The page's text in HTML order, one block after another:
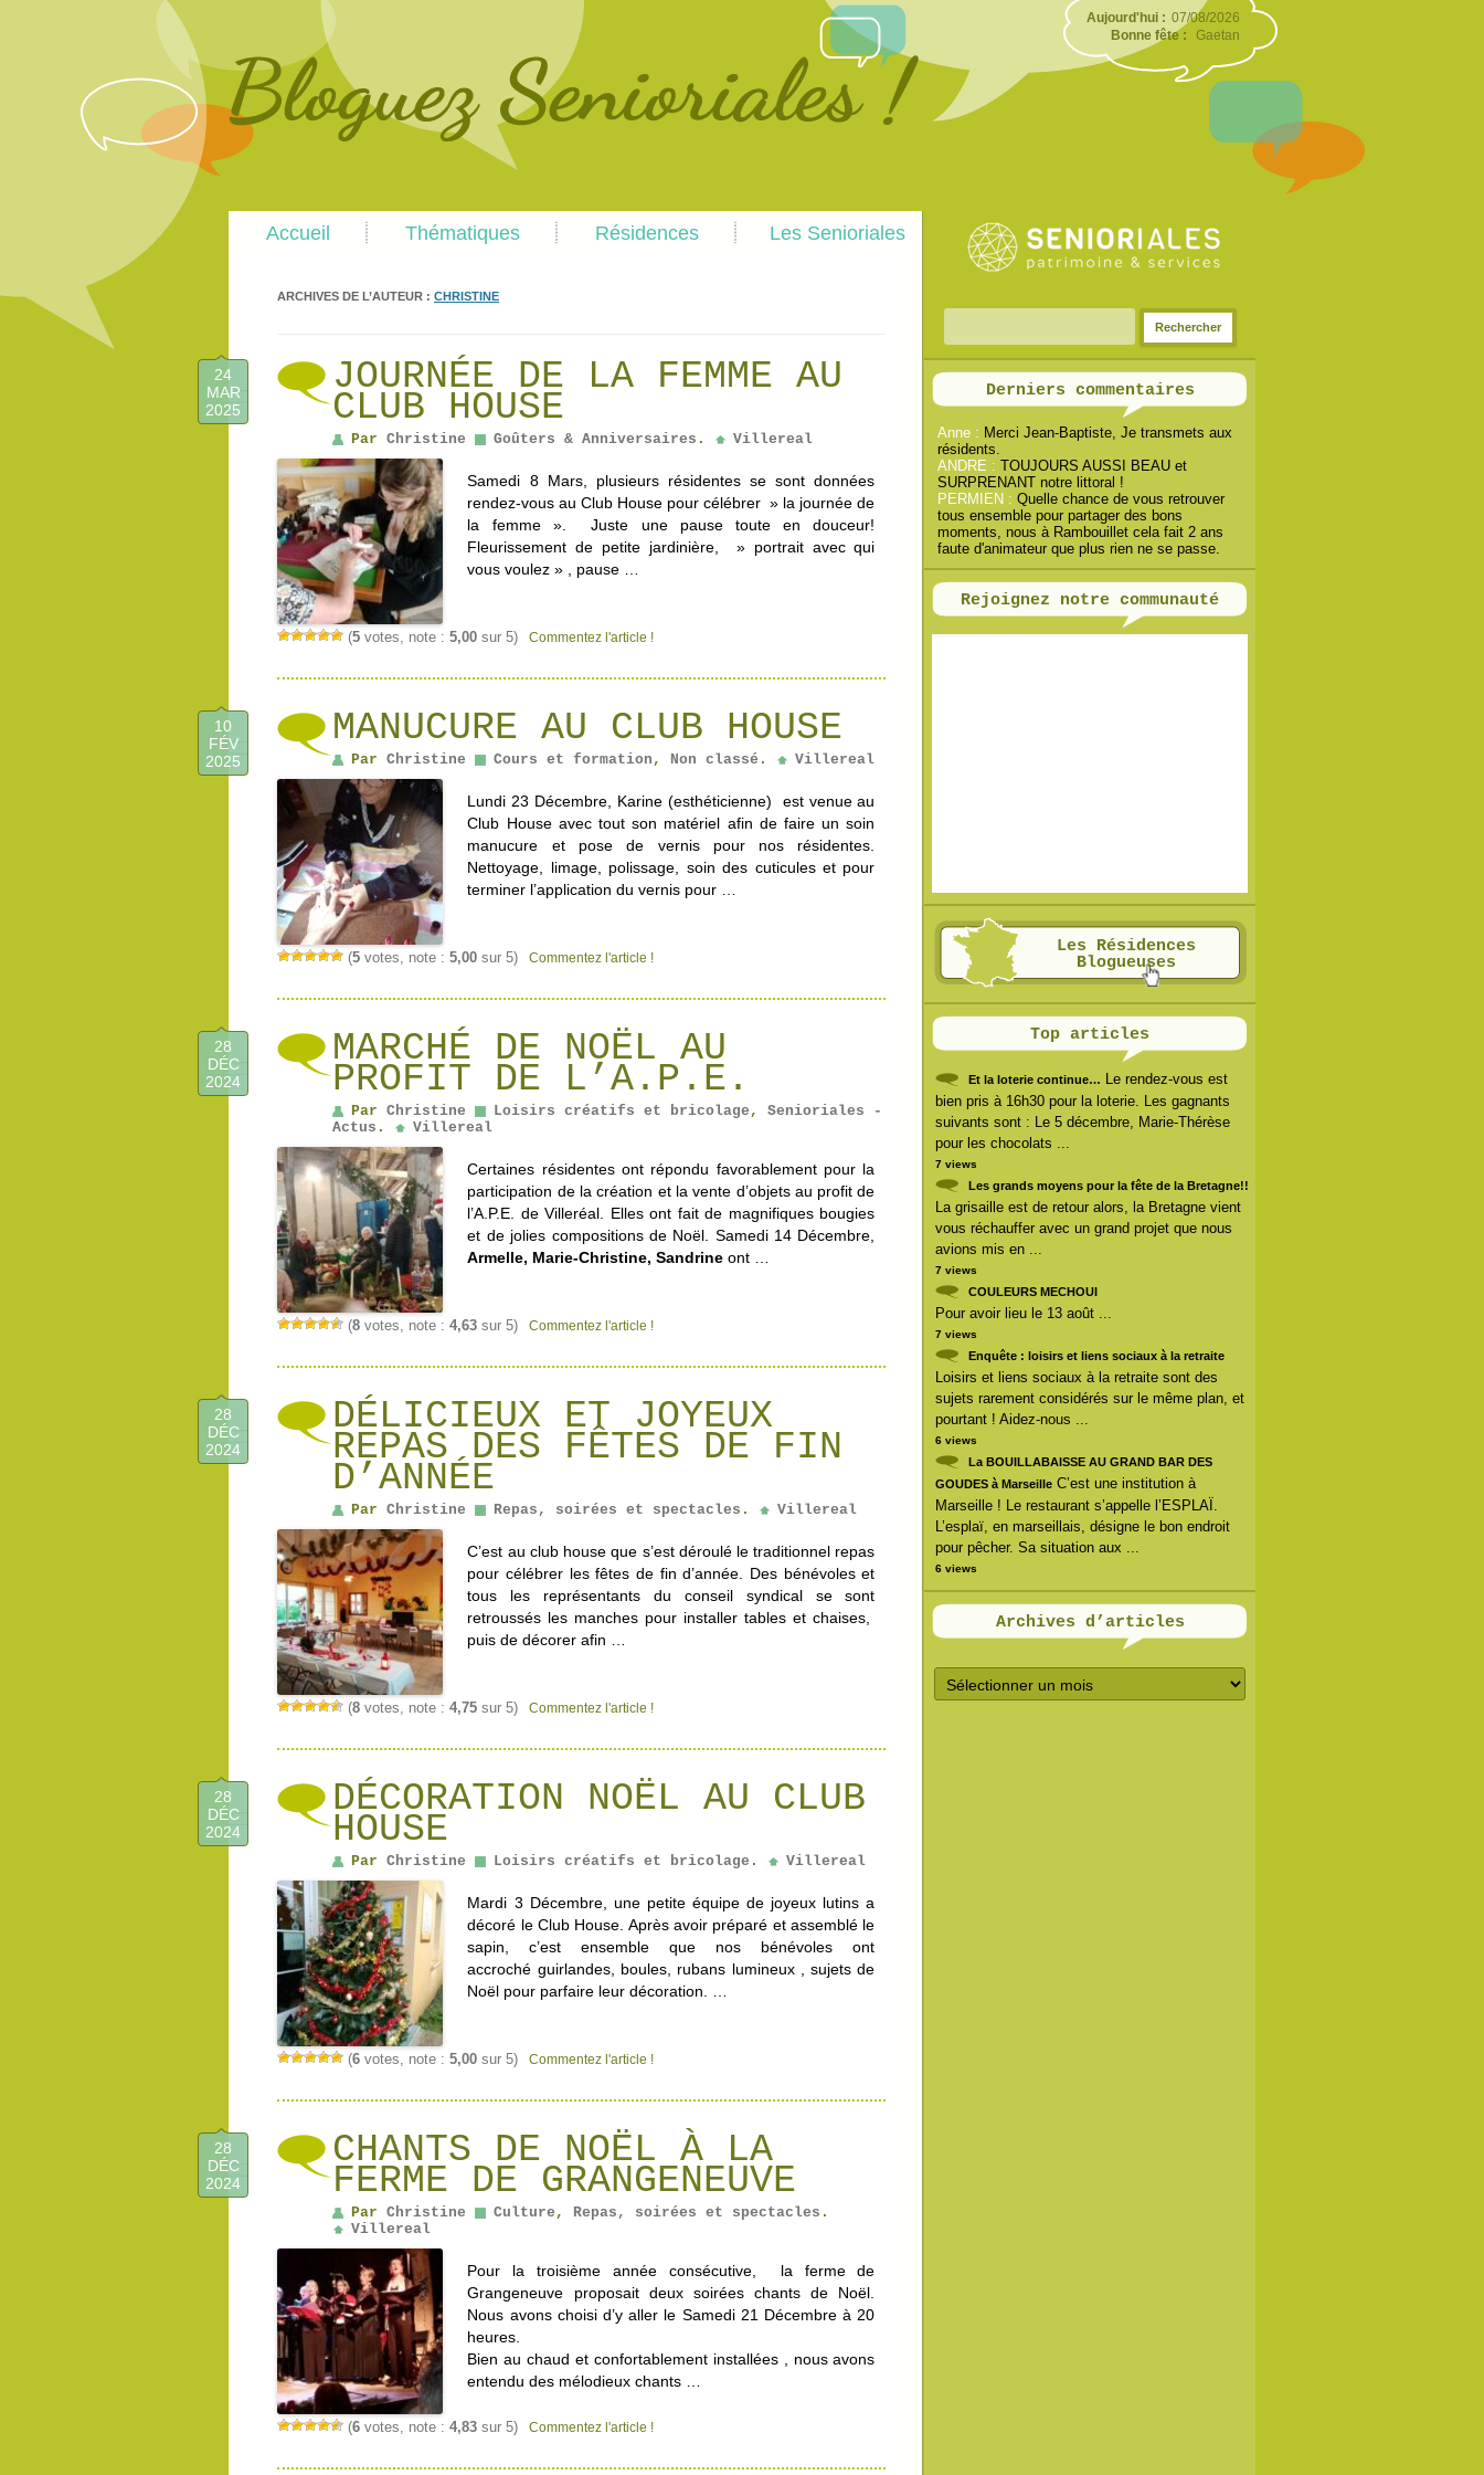
Aujourd'hui : 07/08/2026
Bonne fête :
Gaetan
menuAccueil Thématiques Résidences Les Senioriales
ARCHIVES DE L’AUTEUR : CHRISTINE
JOURNÉE DE LA FEMME AU
CLUB HOUSE
24
MAR
2025
Par Christine Goûters & Anniversaires . Villereal
Samedi 8 Mars, plusieurs résidentes se sont données
rendez-vous au Club House pour célébrer » la journée de
la femme ». Juste une pause toute en douceur!
Fleurissement de petite jardinière, » portrait avec qui
vous voulez » , pause …
(5 votes, note : 5,00 sur 5) Commentez l'article !
MANUCURE AU CLUB HOUSE
10
FÉV
2025
Par Christine Cours et formation , Non classé . Villereal
Lundi 23 Décembre, Karine (esthéticienne) est venue au
Club House avec tout son matériel afin de faire un soin
manucure et pose de vernis pour nos résidentes.
Nettoyage, limage, polissage, soin des cuticules et pour
terminer l’application du vernis pour …
(5 votes, note : 5,00 sur 5) Commentez l'article !
MARCHÉ DE NOËL AU
PROFIT DE L’A.P.E.
28
DÉC
2024
Par Christine Loisirs créatifs et bricolage , Senioriales -
Actus . Villereal
Certaines résidentes ont répondu favorablement pour la
participation de la création et la vente d’objets au profit de
l’A.P.E. de Villeréal. Elles ont fait de magnifiques bougies
et de jolies compositions de Noël. Samedi 14 Décembre,
Armelle, Marie-Christine, Sandrine ont …
(8 votes, note : 4,63 sur 5) Commentez l'article !
DÉLICIEUX ET JOYEUX
REPAS DES FÊTES DE FIN
D’ANNÉE
28
DÉC
2024
Par Christine Repas, soirées et spectacles . Villereal
C’est au club house que s’est déroulé le traditionnel repas
pour célébrer les fêtes de fin d’année. Des bénévoles et
tous les représentants du conseil syndical se sont
retroussés les manches pour installer tables et chaises,
puis de décorer afin …
(8 votes, note : 4,75 sur 5) Commentez l'article !
DÉCORATION NOËL AU CLUB
HOUSE
28
DÉC
2024
Par Christine Loisirs créatifs et bricolage . Villereal
Mardi 3 Décembre, une petite équipe de joyeux lutins a
décoré le Club House. Après avoir préparé et assemblé le
sapin, c’est ensemble que nos bénévoles ont
accroché guirlandes, boules, rubans lumineux , sujets de
Noël pour parfaire leur décoration. …
(6 votes, note : 5,00 sur 5) Commentez l'article !
CHANTS DE NOËL À LA
FERME DE GRANGENEUVE
28
DÉC
2024
Par Christine Culture , Repas, soirées et spectacles .
Villereal
Pour la troisième année consécutive, la ferme de
Grangeneuve proposait deux soirées chants de Noël.
Nous avons choisi d’y aller le Samedi 21 Décembre à 20
heures.
Bien au chaud et confortablement installées , nous avons
entendu des mélodieux chants …
(6 votes, note : 4,83 sur 5) Commentez l'article !
Derniers commentaires
Anne : Merci Jean-Baptiste, Je transmets aux
résidents.
ANDRE : TOUJOURS AUSSI BEAU et
SURPRENANT notre littoral !
PERMIEN : Quelle chance de vous retrouver
tous ensemble pour partager des bons
moments, nous à Rambouillet cela fait 2 ans
faute d'animateur que plus rien ne se passe.
Rejoignez notre communauté
Les Résidences
Blogueuses
Top articles
Et la loterie continue… Le rendez-vous est
bien pris à 16h30 pour la loterie. Les gagnants
suivants sont : Le 5 décembre, Marie-Thérèse
pour les chocolats ...
7 views
Les grands moyens pour la fête de la Bretagne!!
La grisaille est de retour alors, la Bretagne vient
vous réchauffer avec un grand projet que nous
avions mis en ...
7 views
COULEURS MECHOUI
Pour avoir lieu le 13 août ...
7 views
Enquête : loisirs et liens sociaux à la retraite
Loisirs et liens sociaux à la retraite sont des
sujets rarement considérés sur le même plan, et
pourtant ! Aidez-nous ...
6 views
La BOUILLABAISSE AU GRAND BAR DES
GOUDES à Marseille C’est une institution à
Marseille ! Le restaurant s’appelle l’ESPLAÏ.
L’esplaï, en marseillais, désigne le bon endroit
pour pêcher. Sa situation aux ...
6 views
Archives d’articles